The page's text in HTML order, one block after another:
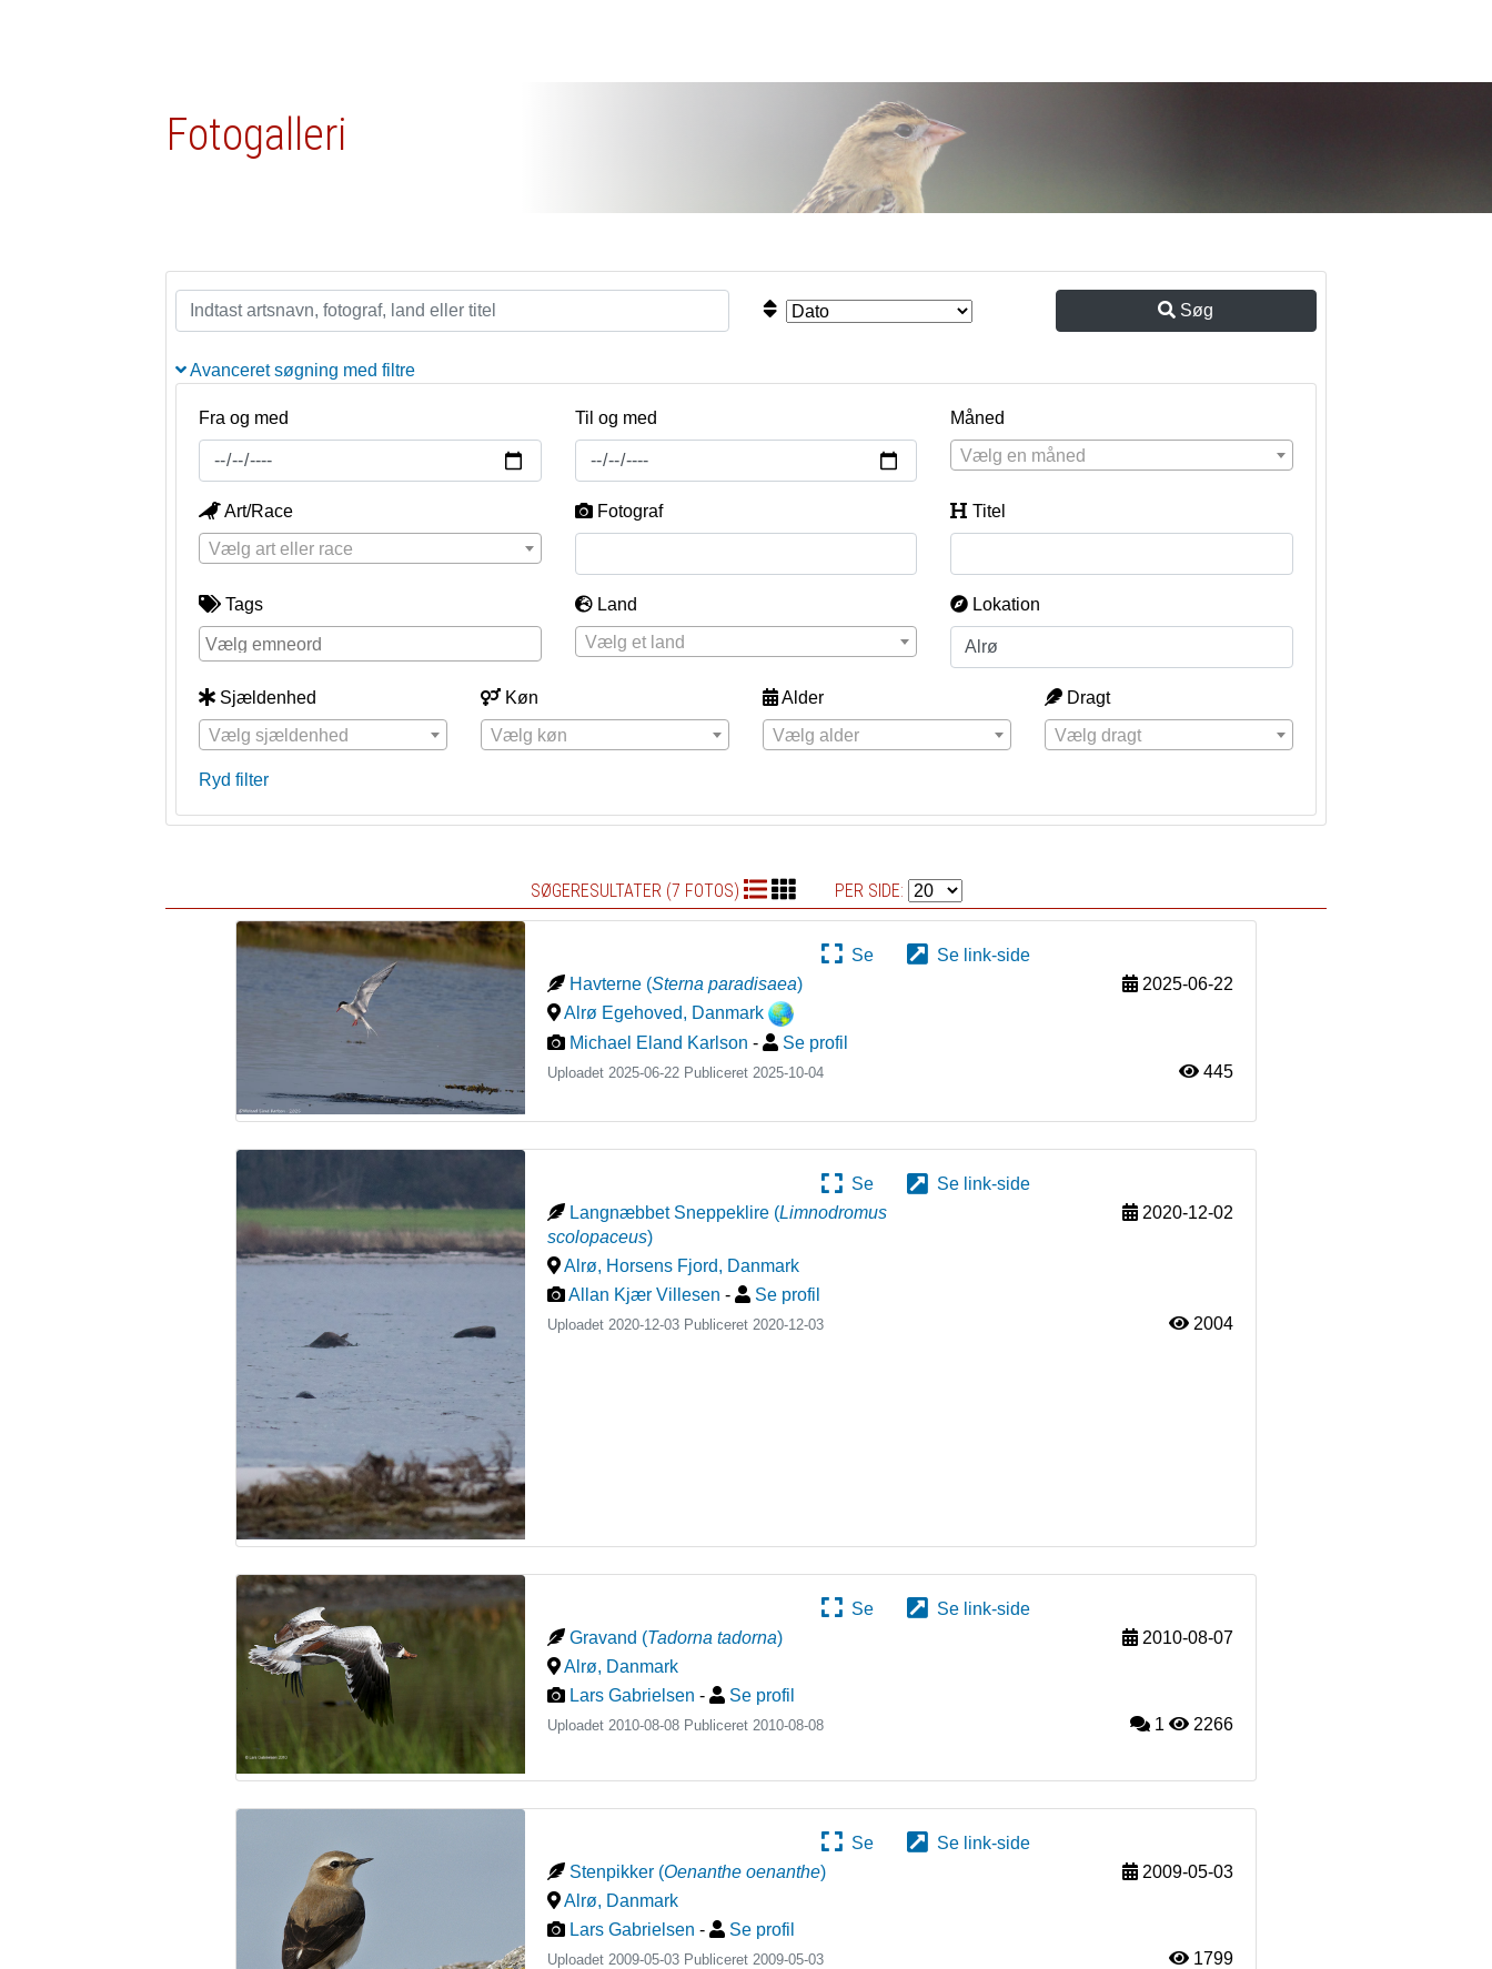
Fotogalleri
Søg
Avanceret søgning med filtre
Fra og med Til og med
Måned
Vælg en måned
Art/Race
Vælg art eller race
Fotograf Titel
Tags
Land
Vælg et land
Lokation
Sjældenhed
Vælg sjældenhed
Køn
Vælg køn
Alder
Vælg alder
Dragt
Vælg dragt
Ryd filter
SØGERESULTATER (7 FOTOS) PER SIDE:
Se
Se link-side
Havterne (Sterna paradisaea)
2025-06-22
Alrø Egehoved, Danmark
Michael Eland Karlson - Se profil
Uploadet 2025-06-22 Publiceret2025-10-04 445
Se
Se link-side
Langnæbbet Sneppeklire (Limnodromus
scolopaceus)
2020-12-02
Alrø, Horsens Fjord, Danmark
Allan Kjær Villesen - Se profil
Uploadet 2020-12-03 Publiceret2020-12-03 2004
Se
Se link-side
Gravand (Tadorna tadorna)
2010-08-07
Alrø, Danmark
Lars Gabrielsen - Se profil
Uploadet 2010-08-08 Publiceret 2010-08-08 1 2266
Se
Se link-side
Stenpikker (Oenanthe oenanthe)
2009-05-03
Alrø, Danmark
Lars Gabrielsen - Se profil
Uploadet 2009-05-03 Publiceret 2009-05-03 1799